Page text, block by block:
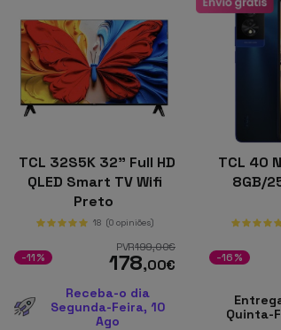
TCL 32S5K 32" Full HD
QLED Smart TV Wifi
Preto
18 (0 opiniões)
PVR199,00€
178,00€
-11%
Receba-o dia
Segunda-Feira, 10
Ago
TCL 40
8GB/
-16%
Quinta-